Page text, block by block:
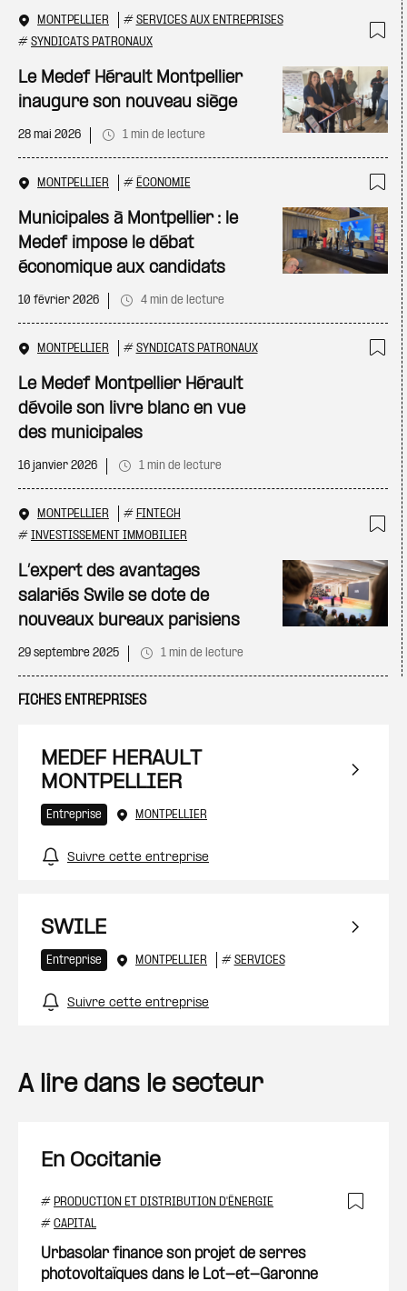
MONTPELLIER # SERVICES AUX ENTREPRISES
# SYNDICATS PATRONAUX
Le Medef Hérault Montpellier
inaugure son nouveau siège
28 mai 2026 1 min de lecture
MONTPELLIER # ÉCONOMIE
Municipales à Montpellier : le
Medef impose le débat
économique aux candidats
10 février 2026 4 min de lecture
MONTPELLIER # SYNDICATS PATRONAUX
Le Medef Montpellier Hérault
dévoile son livre blanc en vue
des municipales
16 janvier 2026 1 min de lecture
MONTPELLIER # FINTECH
# INVESTISSEMENT IMMOBILIER
L’expert des avantages
salariés Swile se dote de
nouveaux bureaux parisiens
29 septembre 2025 1 min de lecture
FICHES ENTREPRISES
MEDEF HERAULT
MONTPELLIER
Entreprise MONTPELLIER
Suivre cette entreprise
SWILE
Entreprise MONTPELLIER # SERVICES
Suivre cette entreprise
A lire dans le secteur
En Occitanie
# PRODUCTION ET DISTRIBUTION D'ÉNERGIE
# CAPITAL
Urbasolar finance son projet de serres
photovoltaïques dans le Lot-et-Garonne